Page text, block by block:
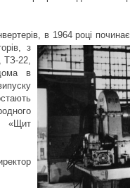
в 1964 році
з
ТЗ-22,
в
«Щит